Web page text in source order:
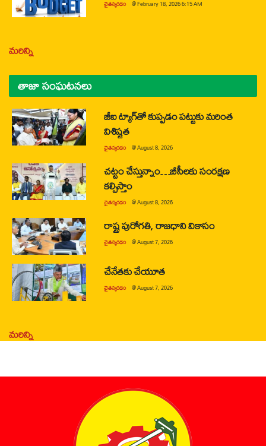
చైతన్యరధం @February 18, 2026 6:15 AM
మరిన్ని
తాజా సంఘటనలు
జీఐ ట్యాగ్‌తో కుప్పడం పట్టుకు మరింత
విశిష్టత
చైతన్యరధం @August 8, 2026
చట్టం చేస్తున్నాం…బీసీలకు సంరక్షణ
కల్పిస్తాం
చైతన్యరధం @August 8, 2026
రాష్ట్ర పురోగతి, రాజధాని వికాసం
చైతన్యరధం @August 7, 2026
చేనేతకు చేయూత
చైతన్యరధం @August 7, 2026
మరిన్ని